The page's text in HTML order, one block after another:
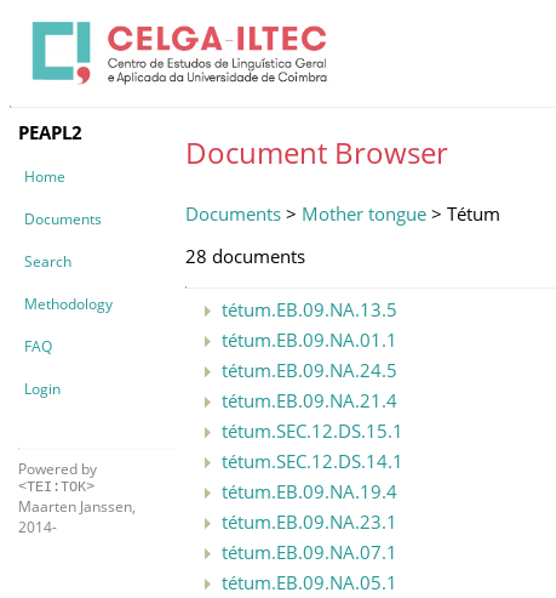
PEAPL2
Home
Documents
Search
Methodology
FAQ
Login
Powered by
<TEI:TOK>
Maarten Janssen,
2014-
Document Browser
Documents > Mother tongue > Tétum
28 documents
tétum.EB.09.NA.13.5
tétum.EB.09.NA.01.1
tétum.EB.09.NA.24.5
tétum.EB.09.NA.21.4
tétum.SEC.12.DS.15.1
tétum.SEC.12.DS.14.1
tétum.EB.09.NA.19.4
tétum.EB.09.NA.23.1
tétum.EB.09.NA.07.1
tétum.EB.09.NA.05.1